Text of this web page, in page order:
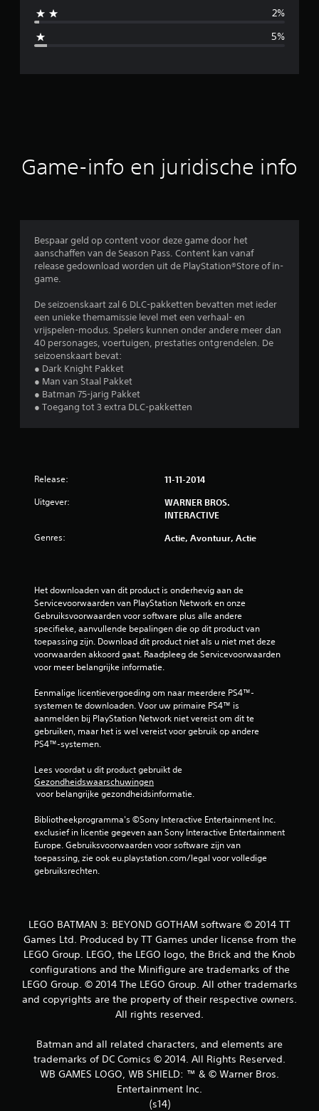
l
b
o
r
l
g
t
e
e
i
8
9
b
e
o
r
2%
5%
Game-info en juridische info
Bespaar geld op content voor deze game door het
aanschaffen van de Season Pass. Content kan vanaf
release gedownload worden uit de PlayStation®Store of in-
game.
De seizoenskaart zal 6 DLC-pakketten bevatten met ieder
een unieke themamissie level met een verhaal- en
vrijspelen-modus. Spelers kunnen onder andere meer dan
40 personages, voertuigen, prestaties ontgrendelen. De
seizoenskaart bevat:
● Dark Knight Pakket
● Man van Staal Pakket
● Batman 75-jarig Pakket
● Toegang tot 3 extra DLC-pakketten
Release: 11-11-2014
Uitgever:
WARNER BROS.
INTERACTIVE
Genres: Actie, Avontuur, Actie
Het downloaden van dit product is onderhevig aan de
Servicevoorwaarden van PlayStation Network en onze
Gebruiksvoorwaarden voor software plus alle andere
specifieke, aanvullende bepalingen die op dit product van
toepassing zijn. Download dit product niet als u niet met deze
voorwaarden akkoord gaat. Raadpleeg de Servicevoorwaarden
voor meer belangrijke informatie.
Eenmalige licentievergoeding om naar meerdere PS4™-
systemen te downloaden. Voor uw primaire PS4™ is
aanmelden bij PlayStation Network niet vereist om dit te
gebruiken, maar het is wel vereist voor gebruik op andere
PS4™-systemen.
Lees voordat u dit product gebruikt de
Gezondheidswaarschuwingen
voor belangrijke gezondheidsinformatie.
Bibliotheekprogramma's ©Sony Interactive Entertainment Inc.
exclusief in licentie gegeven aan Sony Interactive Entertainment
Europe. Gebruiksvoorwaarden voor software zijn van
toepassing, zie ook eu.playstation.com/legal voor volledige
gebruiksrechten.
LEGO BATMAN 3: BEYOND GOTHAM software © 2014 TT
Games Ltd. Produced by TT Games under license from the
LEGO Group. LEGO, the LEGO logo, the Brick and the Knob
configurations and the Minifigure are trademarks of the
LEGO Group. © 2014 The LEGO Group. All other trademarks
and copyrights are the property of their respective owners.
All rights reserved.
Batman and all related characters, and elements are
trademarks of DC Comics © 2014. All Rights Reserved.
WB GAMES LOGO, WB SHIELD: ™ & © Warner Bros.
Entertainment Inc.
(s14)